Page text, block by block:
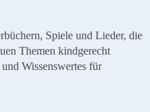
Spiele und Lieder, die
Themen kindgerecht
Wissenswertes für